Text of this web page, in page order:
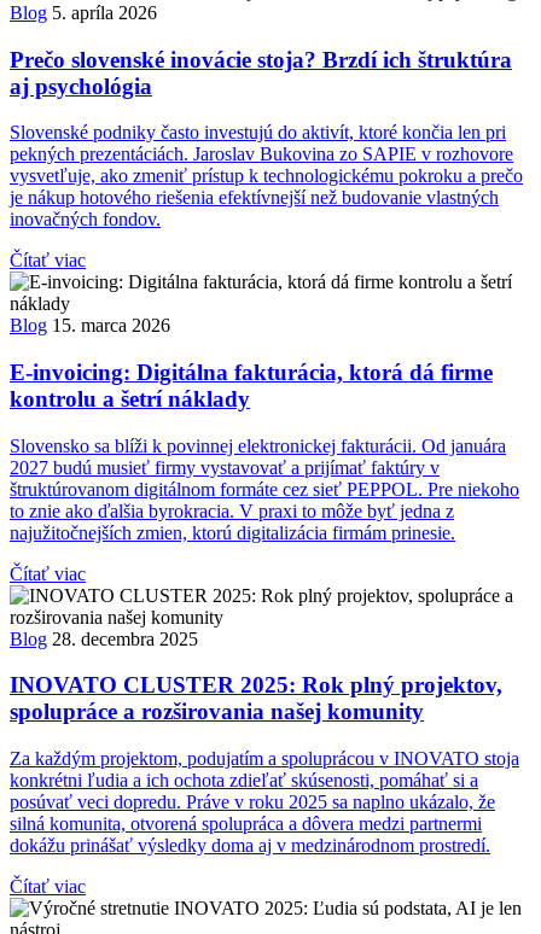
Blog 5. apríla 2026
Prečo slovenské inovácie stoja? Brzdí ich štruktúra
aj psychológia
Slovenské podniky často investujú do aktivít, ktoré končia len pri
pekných prezentáciách. Jaroslav Bukovina zo SAPIE v rozhovore
vysvetľuje, ako zmeniť prístup k technologickému pokroku a prečo
je nákup hotového riešenia efektívnejší než budovanie vlastných
inovačných fondov.
Čítať viac
Blog 15. marca 2026
E-invoicing: Digitálna fakturácia, ktorá dá firme
kontrolu a šetrí náklady
Slovensko sa blíži k povinnej elektronickej fakturácii. Od januára
2027 budú musieť firmy vystavovať a prijímať faktúry v
štruktúrovanom digitálnom formáte cez sieť PEPPOL. Pre niekoho
to znie ako ďalšia byrokracia. V praxi to môže byť jedna z
najužitočnejších zmien, ktorú digitalizácia firmám prinesie.
Čítať viac
Blog 28. decembra 2025
INOVATO CLUSTER 2025: Rok plný projektov,
spolupráce a rozširovania našej komunity
Za každým projektom, podujatím a spoluprácou v INOVATO stoja
konkrétni ľudia a ich ochota zdieľať skúsenosti, pomáhať si a
posúvať veci dopredu. Práve v roku 2025 sa naplno ukázalo, že
silná komunita, otvorená spolupráca a dôvera medzi partnermi
dokážu prinášať výsledky doma aj v medzinárodnom prostredí.
Čítať viac